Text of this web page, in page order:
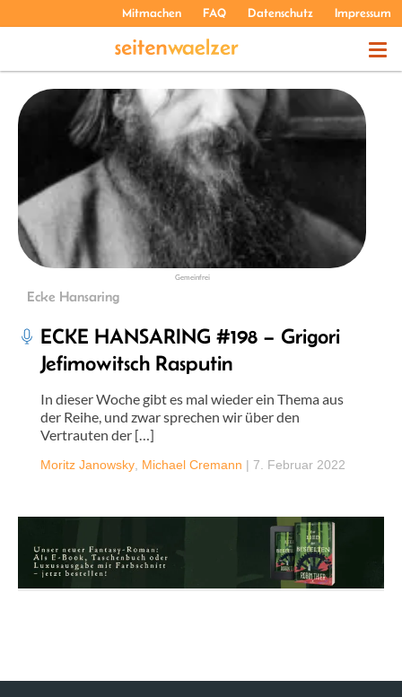
Mitmachen FAQ Datenschutz Impressum
THEMEN
PODCASTS
ÜBER UNS
Gemeinfrei
Ecke Hansaring
ECKE HANSARING #198 – Grigori
Jefimowitsch Rasputin
In dieser Woche gibt es mal wieder ein Thema aus
der Reihe, und zwar sprechen wir über den
Vertrauten der […]
Moritz Janowsky Michael Cremann | 7. Februar 2022